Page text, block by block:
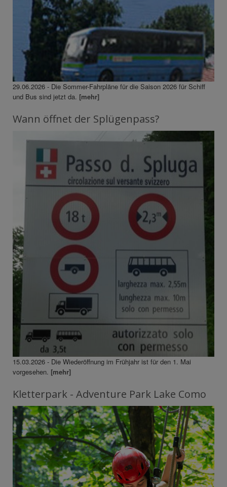
29.06.2026 - Die Sommer-Fahrpläne für die Saison 2026 für Schiff
und Bus sind jetzt da. [mehr]
Wann öffnet der Splügenpass?
15.03.2026 - Die Wiederöffnung im Frühjahr ist für den 1. Mai
vorgesehen. [mehr]
Kletterpark - Adventure Park Lake Como